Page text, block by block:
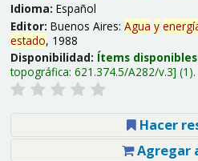
Idioma: Español
Editor: Buenos Aires: Agua y
estado, 1988
Disponibilidad: Ítems
topográfica: 621.374.5/A282/v.3 (1).
Hacer
Agregar